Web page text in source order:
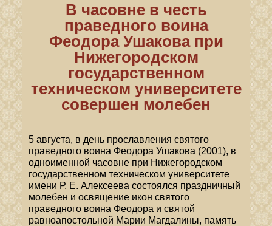
В часовне в честь
праведного воина
Феодора Ушакова при
Нижегородском
государственном
техническом университете
совершен молебен
5 августа, в день прославления святого
праведного воина Феодора Ушакова (2001), в
одноименной часовне при Нижегородском
государственном техническом университете
имени Р. Е. Алексеева состоялся праздничный
молебен и освящение икон святого
праведного воина Феодора и святой
равноапостольной Марии Магдалины, память